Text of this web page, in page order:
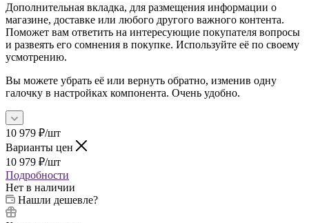
Дополнительная вкладка, для размещения информации о
магазине, доставке или любого другого важного контента.
Поможет вам ответить на интересующие покупателя вопросы
и развеять его сомнения в покупке. Используйте её по своему
усмотрению.
Вы можете убрать её или вернуть обратно, изменив одну
галочку в настройках компонента. Очень удобно.
10 979 ₽/шт
Варианты цен
10 979 ₽/шт
Подробности
Нет в наличии
Нашли дешевле?